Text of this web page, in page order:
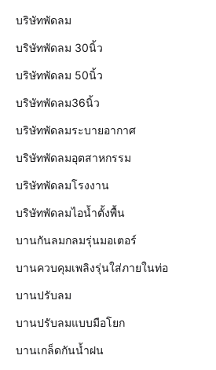
บริษัทพัดลม
บริษัทพัดลม 30นิ้ว
บริษัทพัดลม 50นิ้ว
บริษัทพัดลม36นิ้ว
บริษัทพัดลมระบายอากาศ
บริษัทพัดลมอุตสาหกรรม
บริษัทพัดลมโรงงาน
บริษัทพัดลมไอน้ำตั้งพื้น
บานกันลมกลมรุ่นมอเตอร์
บานควบคุมเพลิงรุ่นใส่ภายในท่อ
บานปรับลม
บานปรับลมแบบมือโยก
บานเกล็ดกันน้ำฝน